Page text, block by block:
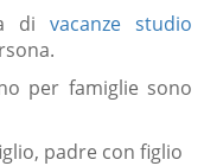
divacanze studio
per famiglie sono
padre con figlio